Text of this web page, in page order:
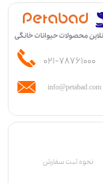
info@petabad.com
محصولات حیوانات خانگی
۰۲۱-۷۸۷۶۱۰۰۰
نحوه ثبت سفارش